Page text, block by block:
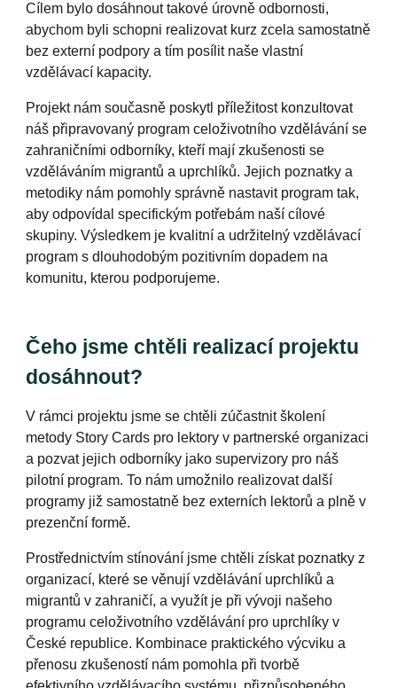
Cílem bylodosáhnout takové úrovně odbornosti,
abychom byli schopni realizovat kurz zcela samostatně
bez externí podpory a tím posílit naše vlastní
vzdělávací kapacity.
Projekt nám současně poskytl příležitost konzultovat
náš připravovaný program celoživotního vzdělávání se
zahraničními odborníky, kteří mají zkušenosti se
vzděláváním migrantů a uprchlíků. Jejich poznatky a
metodiky nám pomohly správně nastavit program tak,
aby odpovídal specifickým potřebám naší cílové
skupiny. Výsledkem je kvalitní a udržitelný vzdělávací
program s dlouhodobým pozitivním dopadem na
komunitu, kterou podporujeme.
Čeho jsme chtěli realizací projektu
dosáhnout?
V rámci projektu jsme se chtěli zúčastnit školení
metody Story Cards pro lektory v partnerské organizaci
a pozvat jejich odborníky jako supervizory pro náš
pilotní program. To nám umožnilo realizovat další
programy již samostatně bez externích lektorů a plně v
prezenční formě.
Prostřednictvím stínování jsme chtělizískat poznatky z
organizací, které se věnují vzdělávání uprchlíků a
migrantů v zahraničí, a využít je při vývoji našeho
programu celoživotního vzdělávání pro uprchlíky v
České republice. Kombinace praktického výcviku a
přenosu zkušeností nám pomohla při tvorbě